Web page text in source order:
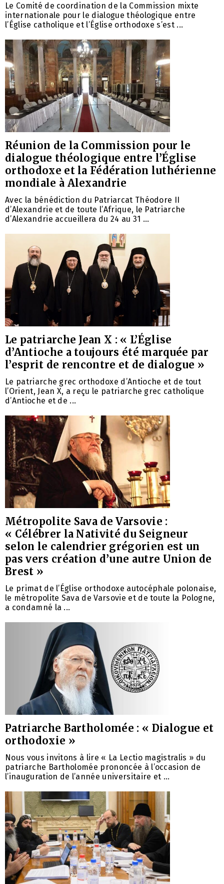
Le Comité de coordination de la Commission mixte
internationale pour le dialogue théologique entre
l’Église catholique et l’Église orthodoxe s’est ...
Réunion de la Commission pour le
dialogue théologique entre l’Église
orthodoxe et la Fédération luthérienne
mondiale à Alexandrie
Avec la bénédiction du Patriarcat Théodore II
d’Alexandrie et de toute l’Afrique, le Patriarche
d’Alexandrie accueillera du 24 au 31 ...
Le patriarche Jean X : « L’Église
d’Antioche a toujours été marquée par
l’esprit de rencontre et de dialogue »
Le patriarche grec orthodoxe d’Antioche et de tout
l’Orient, Jean X, a reçu le patriarche grec catholique
d’Antioche et de ...
Métropolite Sava de Varsovie :
« Célébrer la Nativité du Seigneur
selon le calendrier grégorien est un
pas vers création d’une autre Union de
Brest »
Le primat de l’Église orthodoxe autocéphale polonaise,
le métropolite Sava de Varsovie et de toute la Pologne,
a condamné la ...
Patriarche Bartholomée : « Dialogue et
orthodoxie »
Nous vous invitons à lire « La Lectio magistralis » du
patriarche Bartholomée prononcée à l’occasion de
l’inauguration de l’année universitaire et ...